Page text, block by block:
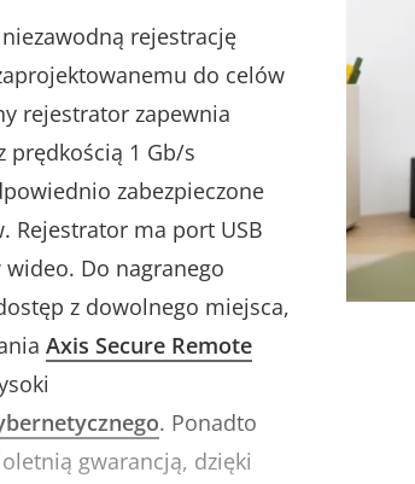
niezawodną rejestrację
do celów
rejestrator zapewnia
prędkością 1 Gb/s
zabezpieczone
Rejestrator ma port USB
Do nagranego
z dowolnego miejsca,
Axis Secure Remote
. Ponadto
gwarancją, dzięki